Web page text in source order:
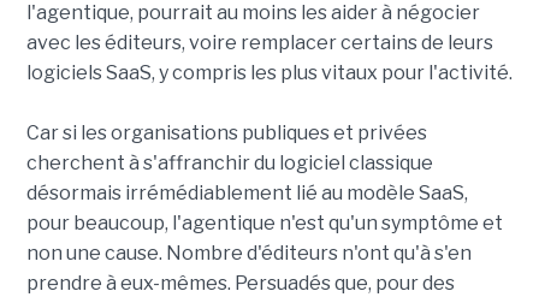
l'agentique, pourrait au moins les aider à négocier
avec les éditeurs, voire remplacer certains de leurs
logiciels SaaS, y compris les plus vitaux pour l'activité.
Car si les organisations publiques et privées
cherchent à s'affranchir du logiciel classique
désormais irrémédiablement lié au modèle SaaS,
pour beaucoup, l'agentique n'est qu'un symptôme et
non une cause. Nombre d'éditeurs n'ont qu'à s'en
prendre à eux-mêmes. Persuadés que, pour des